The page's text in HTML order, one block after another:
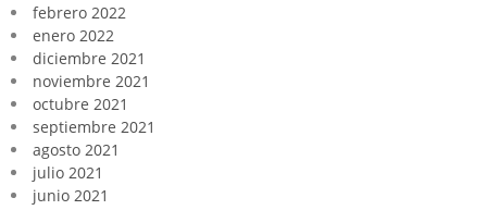
febrero 2022
enero 2022
diciembre 2021
noviembre 2021
octubre 2021
septiembre 2021
agosto 2021
julio 2021
junio 2021